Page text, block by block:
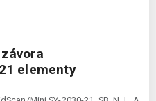
elementy